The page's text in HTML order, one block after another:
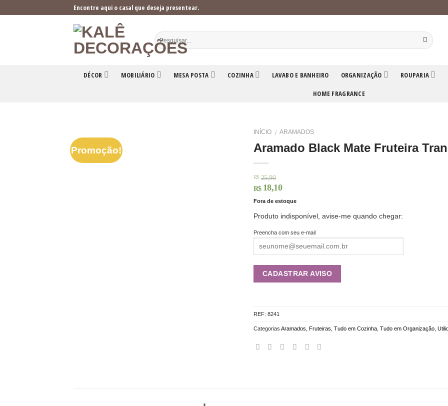
to
Encontre aqui o casal que deseja presentear.
DÉCOR MOBILIÁRIO MESA POSTA COZINHA LAVABO E BANHEIRO ORGANIZAÇÃO ROUPARIA
HOME FRAGRANCE
Promoção!
INÍCIO / ARAMADOS
Aramado Black Mate Fruteira
R$ 25,90
R$ 18,10
Fora de estoque
Produto indisponível, avise-me quando chegar:
Preencha com seu e-mail
REF: 8241
Categorias Aramados Fruteiras Tudo em Cozinha, Tudo em Organização,